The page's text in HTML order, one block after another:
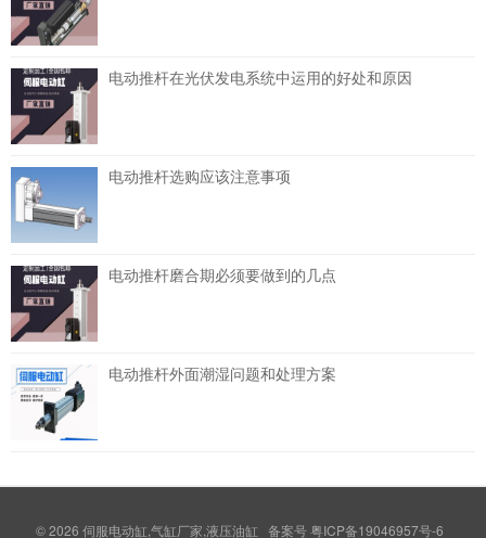
电动推杆在光伏发电系统中运用的好处和原因
电动推杆选购应该注意事项
电动推杆磨合期必须要做到的几点
电动推杆外面潮湿问题和处理方案
© 2026 伺服电动缸,气缸厂家,液压油缸 备案号粤ICP备19046957号-6